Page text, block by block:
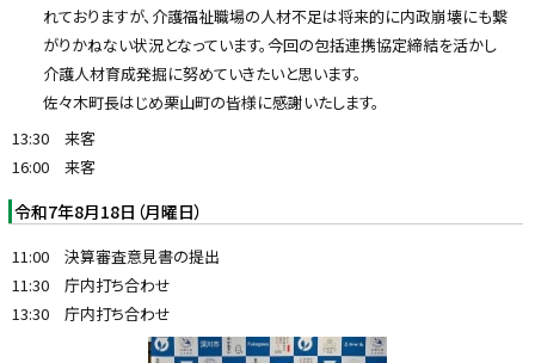
れておりますが、介護福祉職場の人材不足は将来的に内政崩壊にも繋
がりかねない状況となっています。今回の包括連携協定締結を活かし
介護人材育成発掘に努めていきたいと思います。
佐々木町長はじめ栗山町の皆様に感謝いたします。
13:30 来客
16:00 来客
令和7年8月18日（月曜日）
11:00 決算審査意見書の提出
11:30 庁内打ち合わせ
13:30 庁内打ち合わせ